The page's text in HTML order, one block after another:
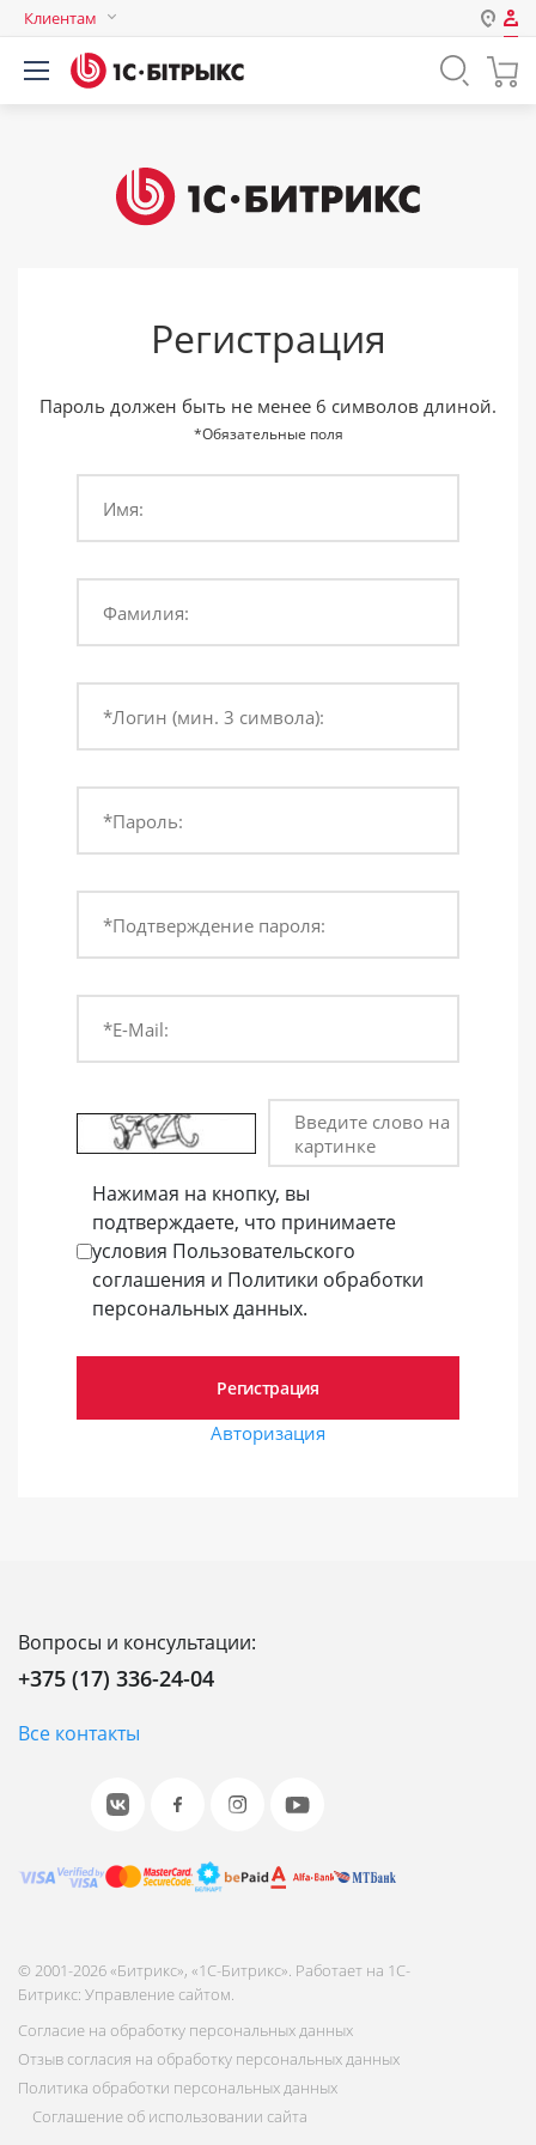
Клиентам
Авторизация
Логин
Запомнить меня на этом
компьютере
Забыли свой пароль?
Регистрация
Пароль должен быть не менее 6 символов длиной.
*Обязательные поля
Имя:
Фамилия:
*Логин (мин. 3 символа):
*Пароль:
*Подтверждение пароля:
*E-Mail:
Введите слово на
картинке
Нажимая на кнопку, вы
подтверждаете, что принимаете
условия Пользовательского
соглашения и Политики обработки
персональных данных.
Авторизация
Вопросы и консультации:
+375 (17) 336-24-04
Все контакты
© 2001-2026 «Битрикс», «1С-Битрикс». Работает на 1С-
Битрикс: Управление сайтом.
Согласие на обработку персональных данных
Отзыв согласия на обработку персональных данных
Политика обработки персональных данных
Соглашение об использовании сайта